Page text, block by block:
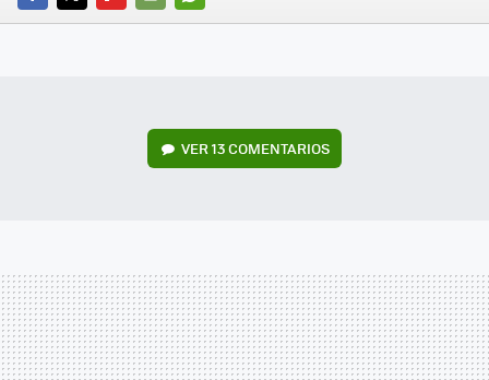
FACEBOOK
TWITTERFLIPBOARD
E-
WHATSAPP
VER13 COMENTARIOS